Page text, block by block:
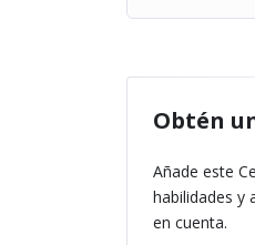
Obtén
Añade este
habilidades y
en cuenta.